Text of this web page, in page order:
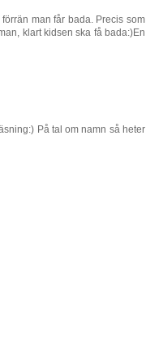
man får bada. Precis som
klart kidsen ska få bada:)En
På tal om namn så heter